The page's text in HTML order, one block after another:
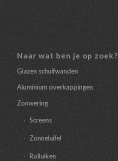
Naar wat ben je op zoek?
Glazen schuifwanden
Aluminium overkappingen
Zonwering
Screens
Zonneluifel
Rolluiken